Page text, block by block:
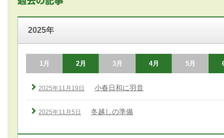
2025年
1月 2月 3月 4月 5月
2025年11月19日 小春日和に羽音
2025年11月5日 冬越しの準備